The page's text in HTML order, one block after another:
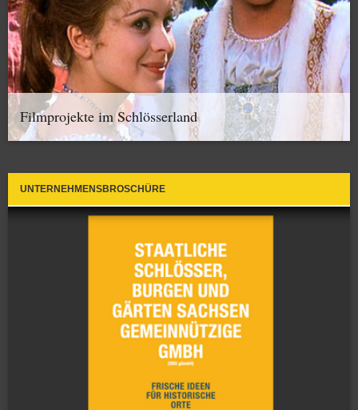
Filmprojekte im Schlösserland
UNTERNEHMENSBROSCHÜRE